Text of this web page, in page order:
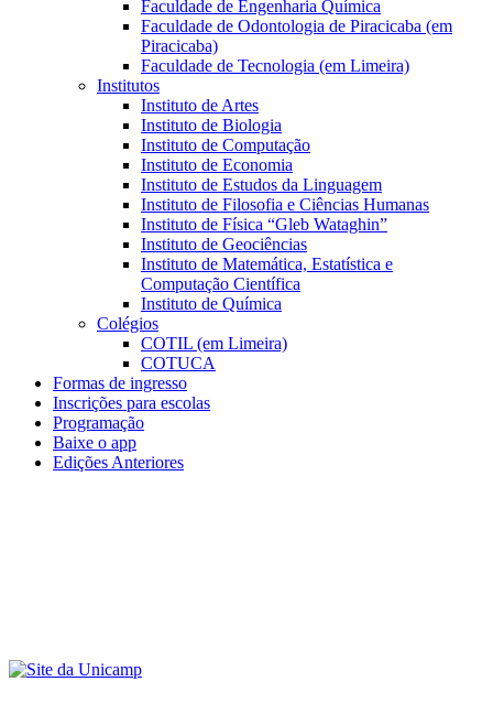
Faculdade de Engenharia Química
Faculdade de Odontologia de Piracicaba (em
Piracicaba)
Faculdade de Tecnologia (em Limeira)
Institutos
Instituto de Artes
Instituto de Biologia
Instituto de Computação
Instituto de Economia
Instituto de Estudos da Linguagem
Instituto de Filosofia e Ciências Humanas
Instituto de Física “Gleb Wataghin”
Instituto de Geociências
Instituto de Matemática, Estatística e
Computação Científica
Instituto de Química
Colégios
COTIL (em Limeira)
COTUCA
Formas de ingresso
Inscrições para escolas
Programação
Baixe o app
Edições Anteriores